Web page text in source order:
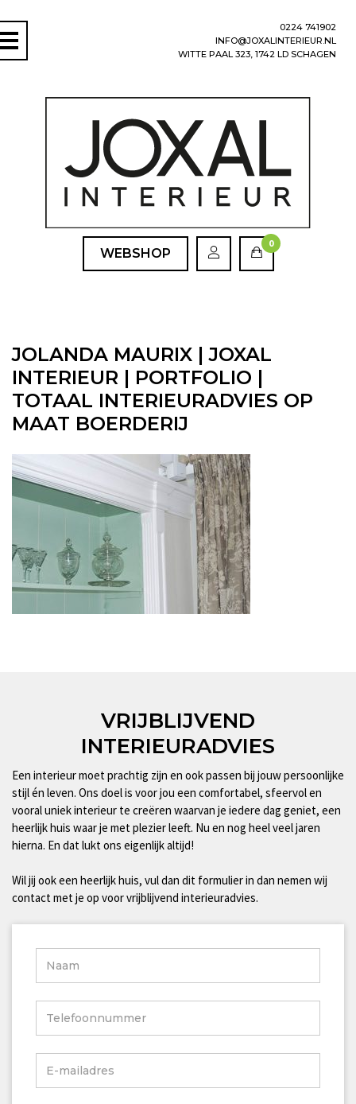
0224 741902
INFO@JOXALINTERIEUR.NL
WITTE PAAL 323, 1742 LD SCHAGEN
WEBSHOP
0
JOLANDA MAURIX | JOXAL
INTERIEUR | PORTFOLIO |
TOTAAL INTERIEURADVIES OP
MAAT BOERDERIJ
VRIJBLIJVEND
INTERIEURADVIES
Een interieur moet prachtig zijn en ook passen bij jouw persoonlijke
stijl én leven. Ons doel is voor jou een comfortabel, sfeervol en
vooral uniek interieur te creëren waarvan je iedere dag geniet, een
heerlijk huis waar je met plezier leeft. Nu en nog heel veel jaren
hierna. En dat lukt ons eigenlijk altijd!
Wil jij ook een heerlijk huis, vul dan dit formulier in dan nemen wij
contact met je op voor vrijblijvend interieuradvies.